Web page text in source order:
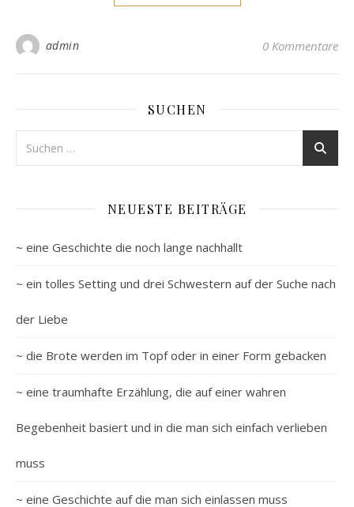
admin 0 Kommentare
SUCHEN
NEUESTE BEITRÄGE
~ eine Geschichte die noch lange nachhallt
~ ein tolles Setting und drei Schwestern auf der Suche nach
der Liebe
~ die Brote werden im Topf oder in einer Form gebacken
~ eine traumhafte Erzählung, die auf einer wahren
Begebenheit basiert und in die man sich einfach verlieben
muss
~ eine Geschichte auf die man sich einlassen muss